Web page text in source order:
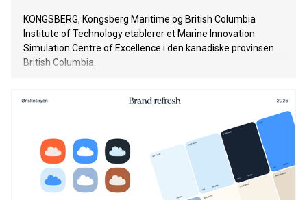
KONGSBERG, Kongsberg Maritime og British Columbia
Institute of Technology etablerer et Marine Innovation
Simulation Centre of Excellence i den kanadiske provinsen
British Columbia.